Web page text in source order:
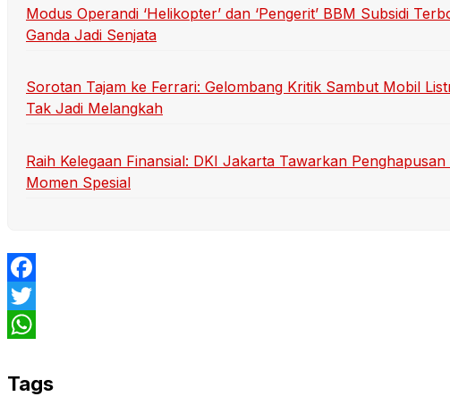
Modus Operandi ‘Helikopter’ dan ‘Pengerit’ BBM Subsidi
Ganda Jadi Senjata
Sorotan Tajam ke Ferrari: Gelombang Kritik Sambut Mobil
Tak Jadi Melangkah
Raih Kelegaan Finansial: DKI Jakarta Tawarkan
Momen Spesial
Facebook
Twitter
Tags